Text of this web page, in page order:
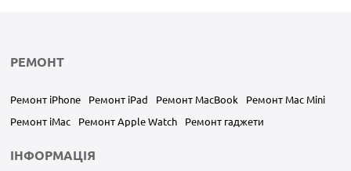
РЕМОНТ
Ремонт iPhone Ремонт iPad Ремонт MacBook
Ремонт Mac Mini
Ремонт iMac
Ремонт Apple Watch Ремонт гаджети
ІНФОРМАЦІЯ